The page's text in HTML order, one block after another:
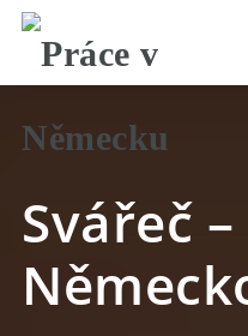
Svářeč